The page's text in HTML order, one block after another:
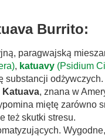
Burrito:
paragwajską
, katuavy (Psidium
substancji odżywczych.
Katuava, znana w
miętę zarówno
też skutki stresu.